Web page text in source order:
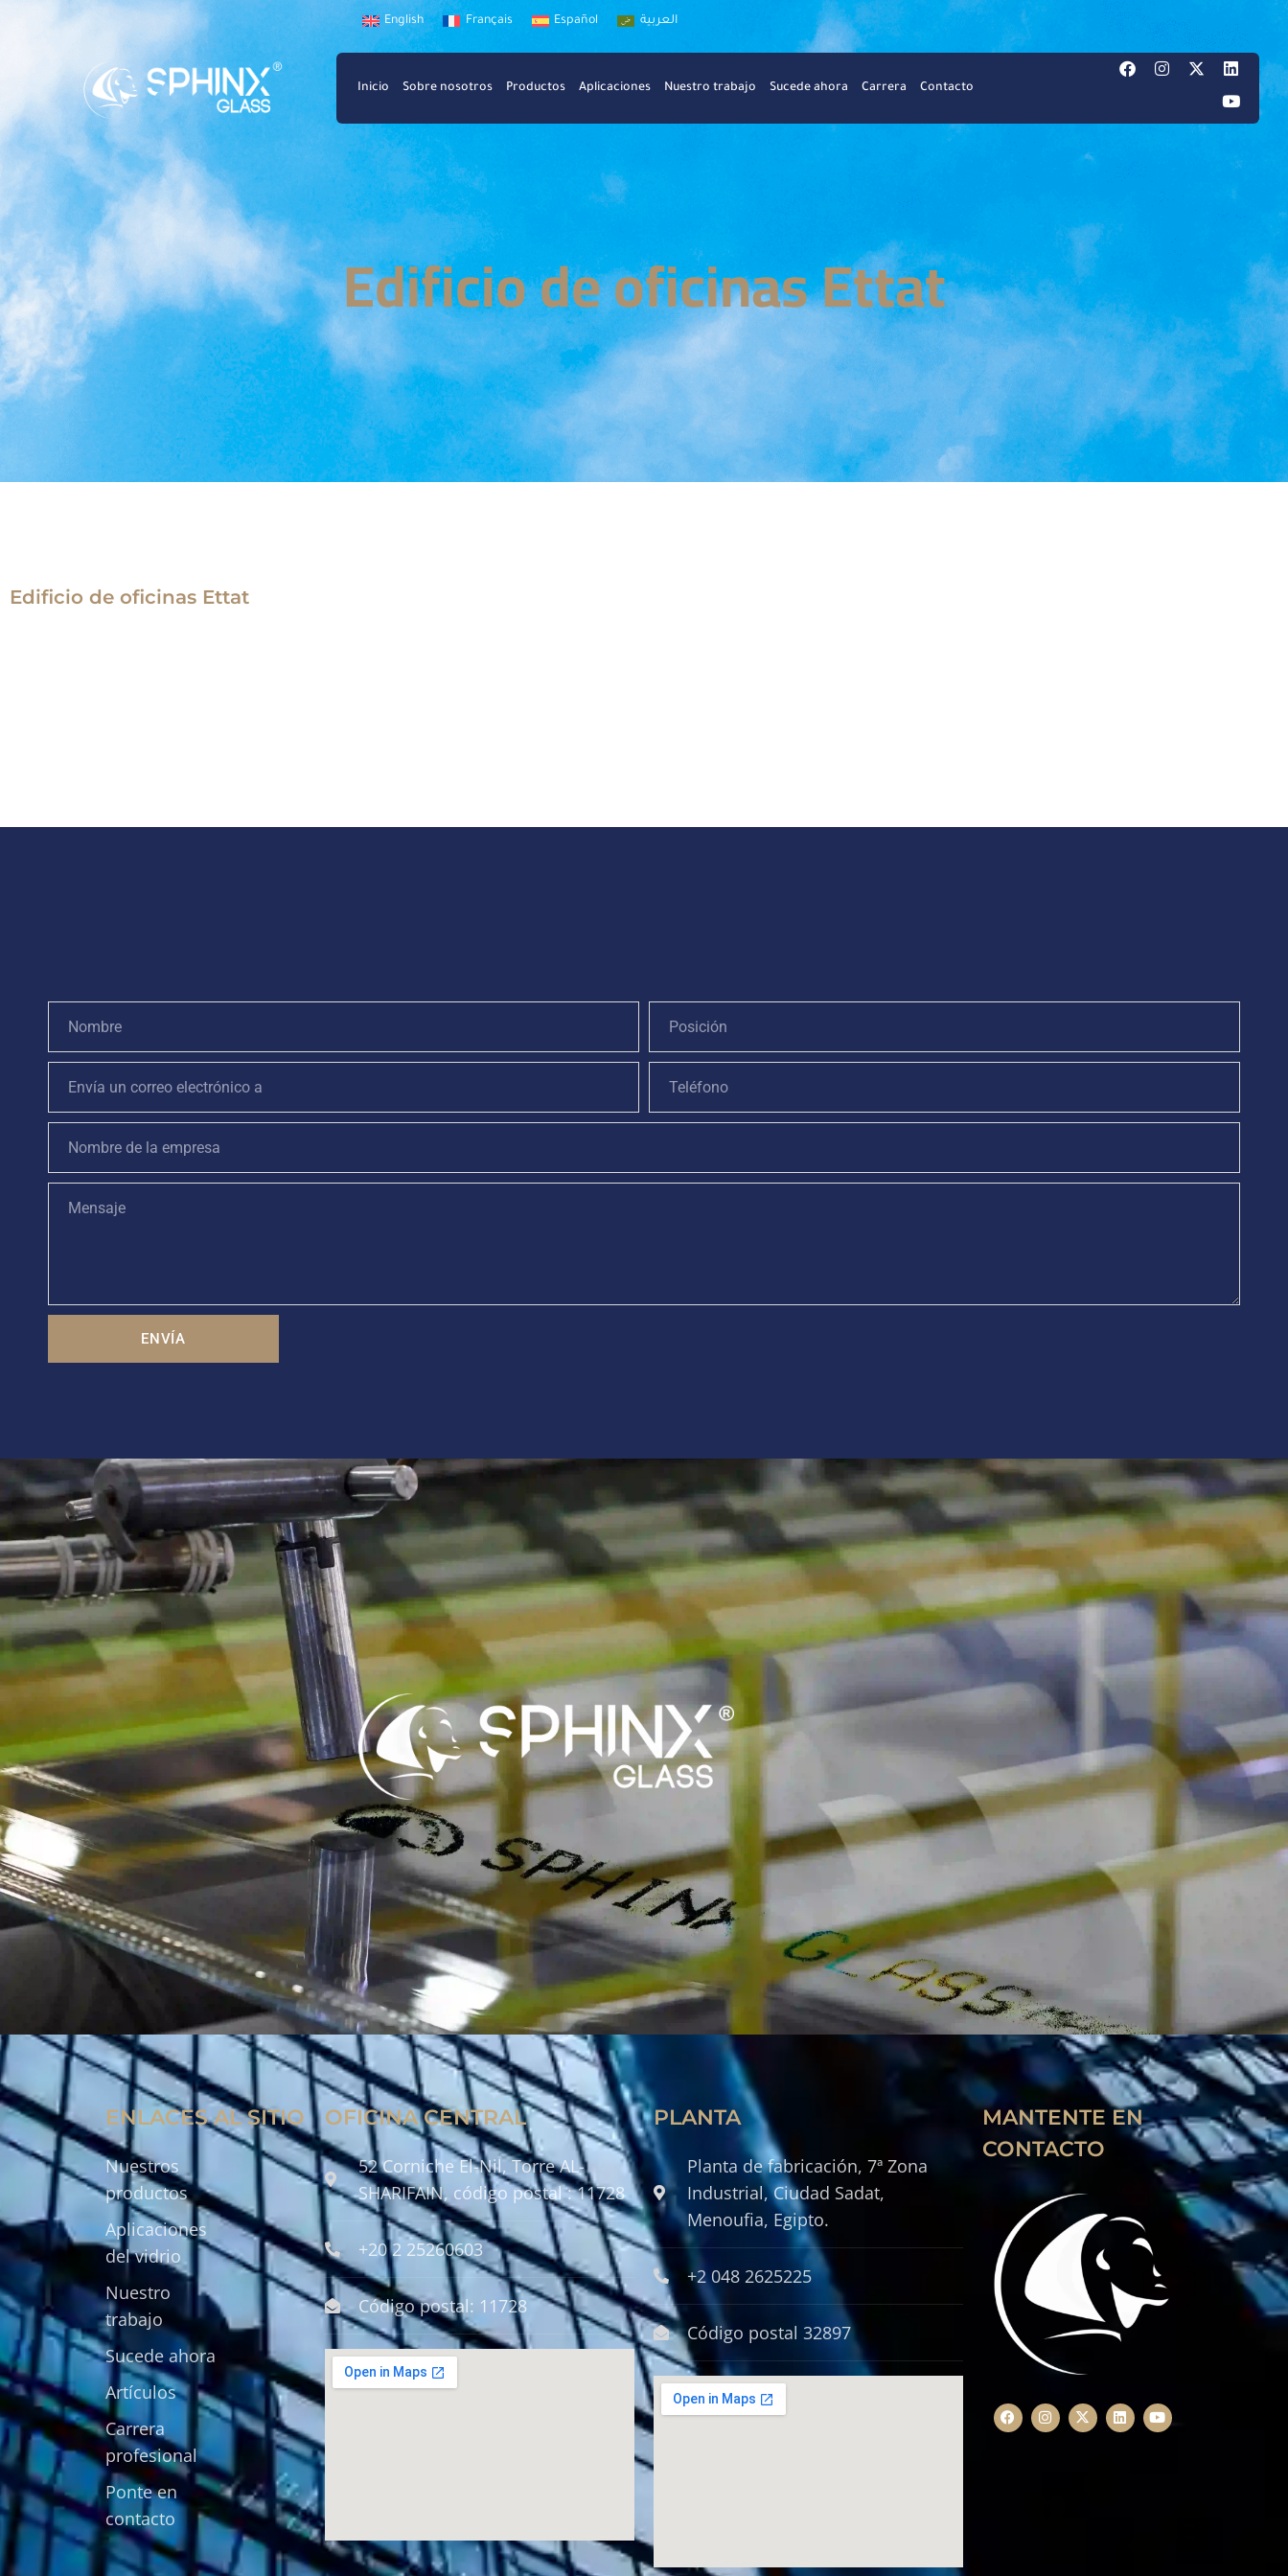
English Français Español العربية
Inicio Sobre nosotros Productos Aplicaciones Nuestro trabajo Sucede ahora Carrera Contacto
Edificio de oficinas Ettat
Edificio de oficinas Ettat
ENVÍA
ENLACES AL SITIO
Nuestros
productos
Aplicaciones
del vidrio
Nuestro
trabajo
Sucede ahora
Artículos
Carrera
profesional
Ponte en
contacto
OFICINA CENTRAL
52 Corniche El-Nil, Torre AL-
SHARIFAIN, código postal : 11728
+20 2 25260603
Código postal: 11728
PLANTA
Planta de fabricación, 7ª Zona
Industrial, Ciudad Sadat,
Menoufia, Egipto.
+2 048 2625225
Código postal 32897
MANTENTE EN
CONTACTO